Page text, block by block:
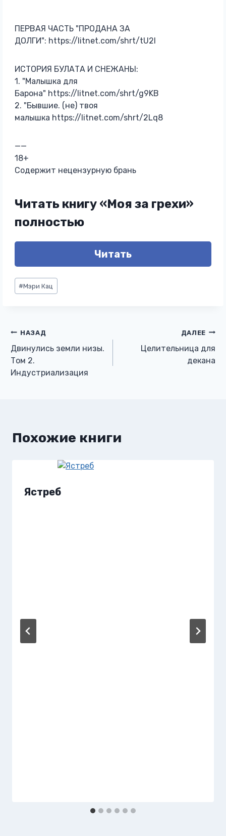
ПЕРВАЯ ЧАСТЬ "ПРОДАНА ЗА
ДОЛГИ": https://litnet.com/shrt/tU2I
ИСТОРИЯ БУЛАТА И СНЕЖАНЫ:
1. "Малышка для
Барона" https://litnet.com/shrt/g9KB
2. "Бывшие. (не) твоя
малышка https://litnet.com/shrt/2Lq8
——
18+
Содержит нецензурную брань
Читать книгу «Моя за грехи»
полностью
Читать
Метки
записи:
#Мэри Кац
Навигация
по
записям
НАЗАД
Двинулись земли низы.
Том 2.
Индустриализация
ДАЛЕЕ
Целительница для
декана
Похожие книги
Ястреб